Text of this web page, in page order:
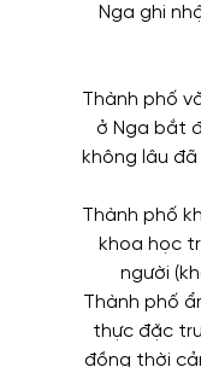
Nga ghi
Thành phố
ở Nga bắt
không lâu
Thành phố
khoa học
người
Thành phố
thực đặc
đồng thời